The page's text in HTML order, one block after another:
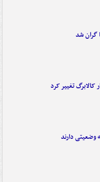
شد
کالابرگ تغییر کرد
وضعیتی دارند